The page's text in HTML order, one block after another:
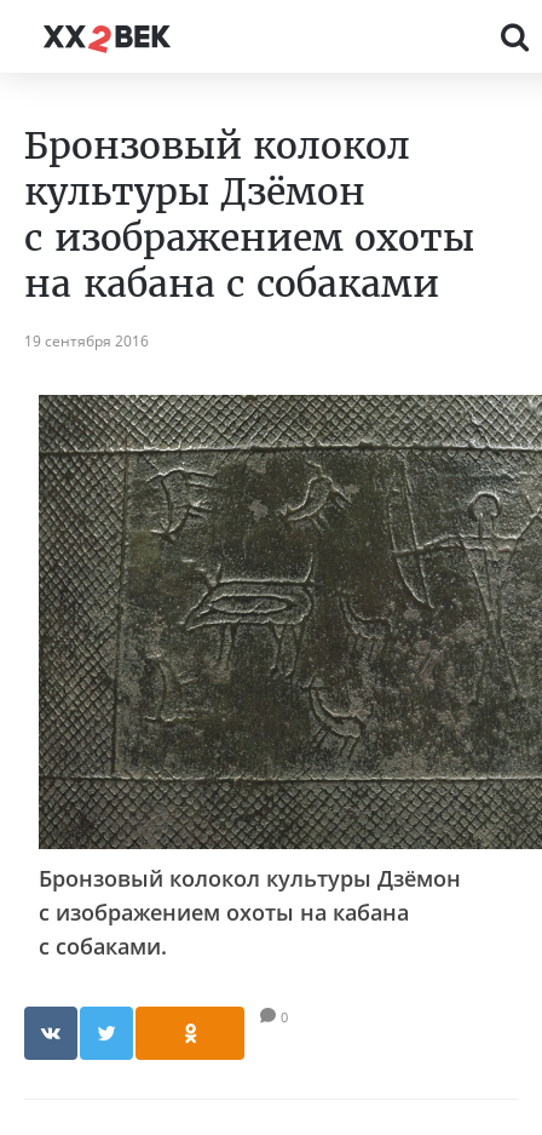
Бронзовый колокол
культуры Дзёмон
с изображением охоты
на кабана с собаками
19 сентября 2016
Бронзовый колокол культуры Дзёмон
с изображением охоты на кабана
с собаками.
0